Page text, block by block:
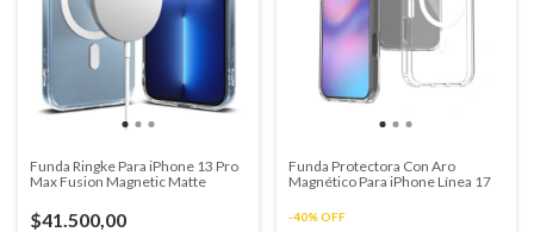
Funda Ringke Para iPhone 13 Pro
Max Fusion Magnetic Matte
$41.500,00
Funda Protectora Con Aro
Magnético Para iPhone Línea 17
-40%OFF